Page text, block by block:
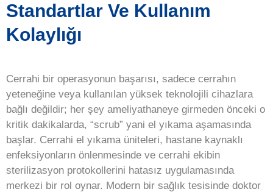
Standartlar Ve Kullanım
Kolaylığı
Cerrahi bir operasyonun başarısı, sadece cerrahın
yeteneğine veya kullanılan yüksek teknolojili cihazlara
bağlı değildir; her şey ameliyathaneye girmeden önceki o
kritik dakikalarda, “scrub” yani el yıkama aşamasında
başlar. Cerrahi el yıkama üniteleri, hastane kaynaklı
enfeksiyonların önlenmesinde ve cerrahi ekibin
sterilizasyon protokollerini hatasız uygulamasında
merkezi bir rol oynar. Modern bir sağlık tesisinde doktor